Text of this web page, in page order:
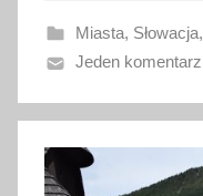
3
l
i
s
Miasta, Słowacja,
Jeden komentarz